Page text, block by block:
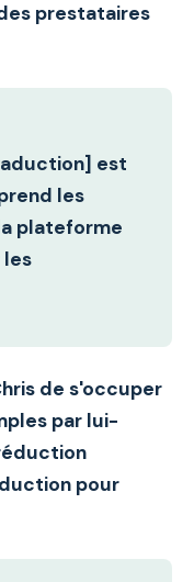
prestataires
est
les
plateforme
de s'occuper
par lui-
pour